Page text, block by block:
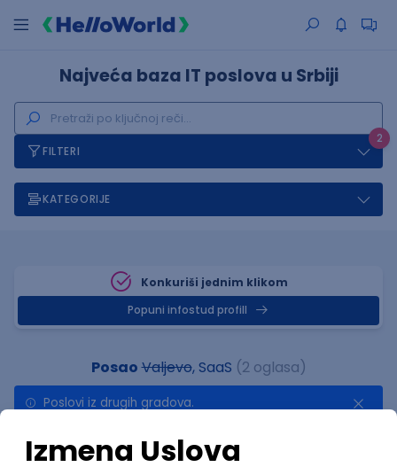
Najveća baza IT poslova u Srbiji
2
FILTERI
KATEGORIJE
Konkuriši jednim klikom
Popuni infostud profill
PosaoValjevo, SaaS (2 oglasa)
Poslovi iz drugih gradova.